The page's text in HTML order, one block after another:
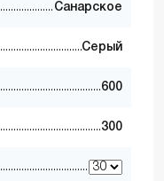
Санарское
Серый
600
300